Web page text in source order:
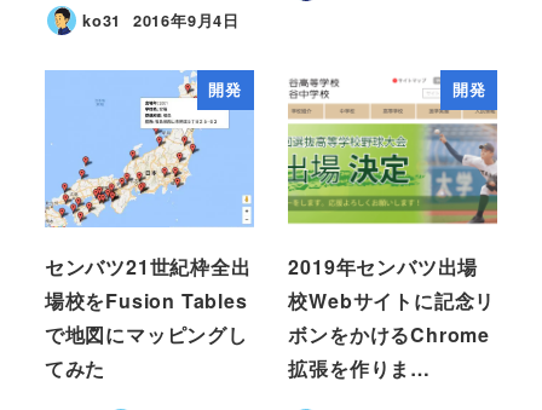
ko31 2016年9月4日
開発
センバツ21世紀枠全出
場校をFusion Tables
で地図にマッピングし
てみた
開発
2019年センバツ出場
校Webサイトに記念リ
ボンをかけるChrome
拡張を作りま…